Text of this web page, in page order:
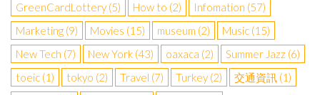
GreenCardLottery (5) How to (2) Infomation (57)
Marketing (9) Movies (15) museum (2) Music (15)
New Tech (7) New York (43) oaxaca (2) Summer Jazz (6)
toeic (1) tokyo (2) Travel (7) Turkey (2) 交通資訊 (1)